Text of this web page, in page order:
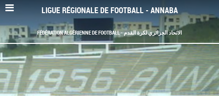
LIGUE RÉGIONALE DE FOOTBALL - ANNABA
FÉDÉRATION ALGÉRIENNE DE FOOTBALL - الاتحاد الجزائري لكرة القدم